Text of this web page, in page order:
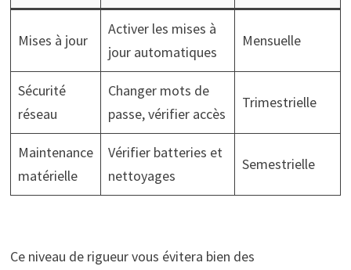
Mises à jour
Activer les mises à
jour automatiques
Mensuelle
Sécurité
réseau
Changer mots de
passe, vérifier accès
Trimestrielle
Maintenance
matérielle
Vérifier batteries et
nettoyages
Semestrielle
Ce niveau de rigueur vous évitera bien des